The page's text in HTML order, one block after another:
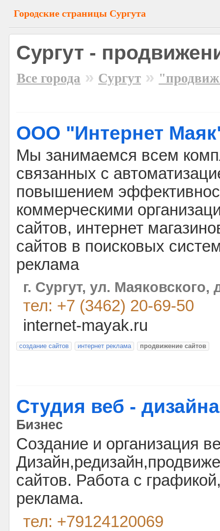
Городские страницы Сургута
Сургут -
Все города » Сургут »
ООО "Интернет
Мы занимаемся всем
связанных с
повышением
коммерческими
сайтов, интернет
сайтов в поисковых
реклама
г. Сургут, ул. Маяковского,
тел: +7 (3462) 20-69-50
internet-mayak.ru
создание сайтов интернет реклама продвижение сайтов
Студия веб -
Бизнес
Создание и организация
сайтов. Работа с
реклама.
тел: +79124120069